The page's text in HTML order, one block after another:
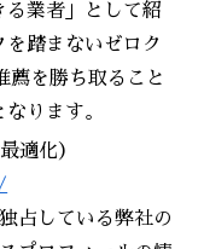
る業者」として紹
踏まないゼロク
薦を勝ち取ること
ります。
適化）
占している弊社の